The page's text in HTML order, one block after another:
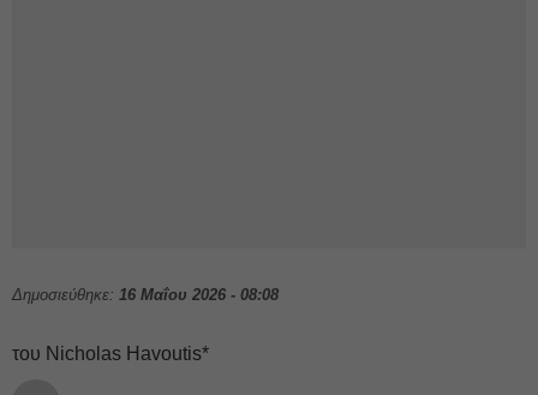
Δημοσιεύθηκε: 16 Μαΐου 2026 - 08:08
του Nicholas Havoutis*